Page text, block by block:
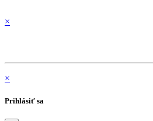
×
×
Prihlásiť sa